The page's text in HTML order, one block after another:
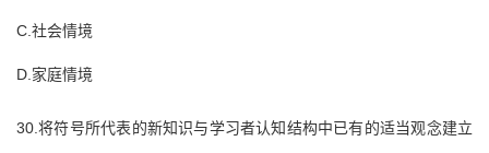
C.社会情境
D.家庭情境
30.将符号所代表的新知识与学习者认知结构中已有的适当观念建立